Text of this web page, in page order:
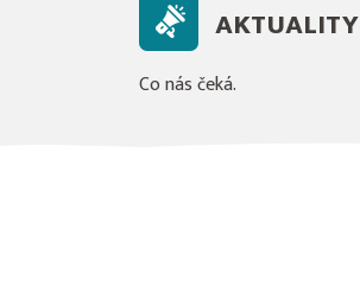
AKTUALITY
Co nás čeká.